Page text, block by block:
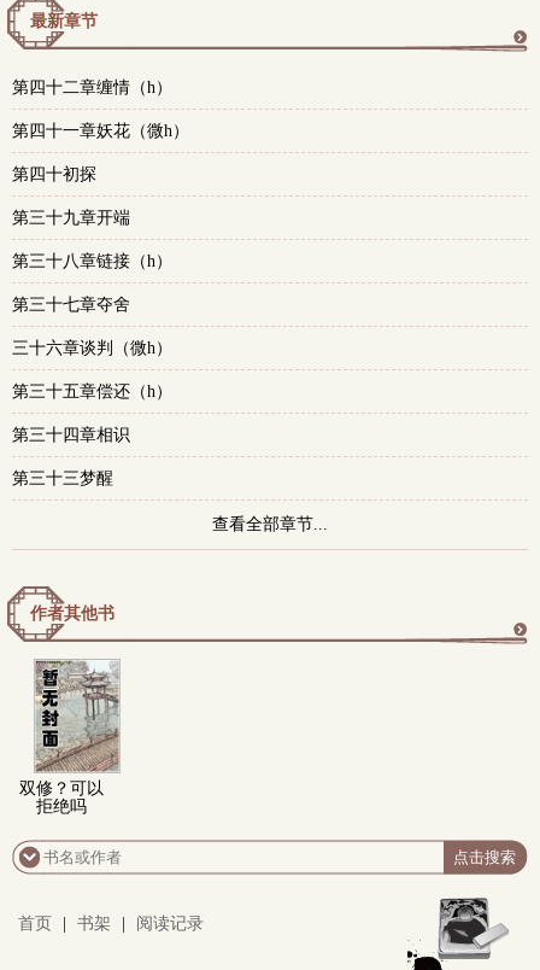
最新章节
第四十二章缠情（h）
第四十一章妖花（微h）
第四十初探
第三十九章开端
第三十八章链接（h）
第三十七章夺舍
三十六章谈判（微h）
第三十五章偿还（h）
第三十四章相识
第三十三梦醒
查看全部章节...
作者其他书
双修？可以
拒绝吗
首页 书架 阅读记录